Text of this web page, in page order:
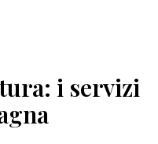
i servizi